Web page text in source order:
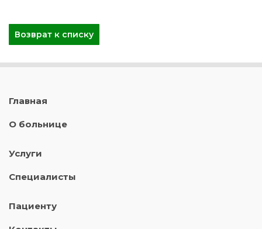
Возврат к списку
Главная
О больнице
Услуги
Специалисты
Пациенту